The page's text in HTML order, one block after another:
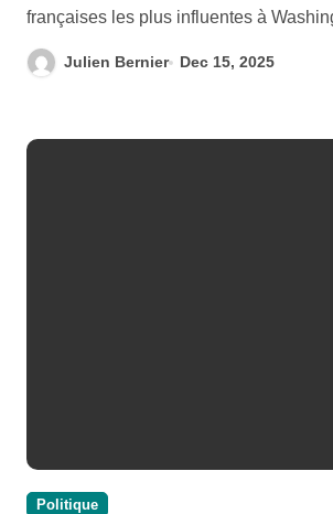
françaises les plus influentes à
Julien Bernier Dec 15, 2025
Politique